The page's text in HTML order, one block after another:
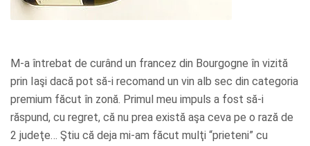
M-a întrebat de curând un francez din Bourgogne în vizită
prin Iaşi dacă pot să-i recomand un vin alb sec din categoria
premium făcut în zonă. Primul meu impuls a fost să-i
răspund, cu regret, că nu prea există aşa ceva pe o rază de
2 judeţe… Ştiu că deja mi-am făcut mulţi “prieteni” cu